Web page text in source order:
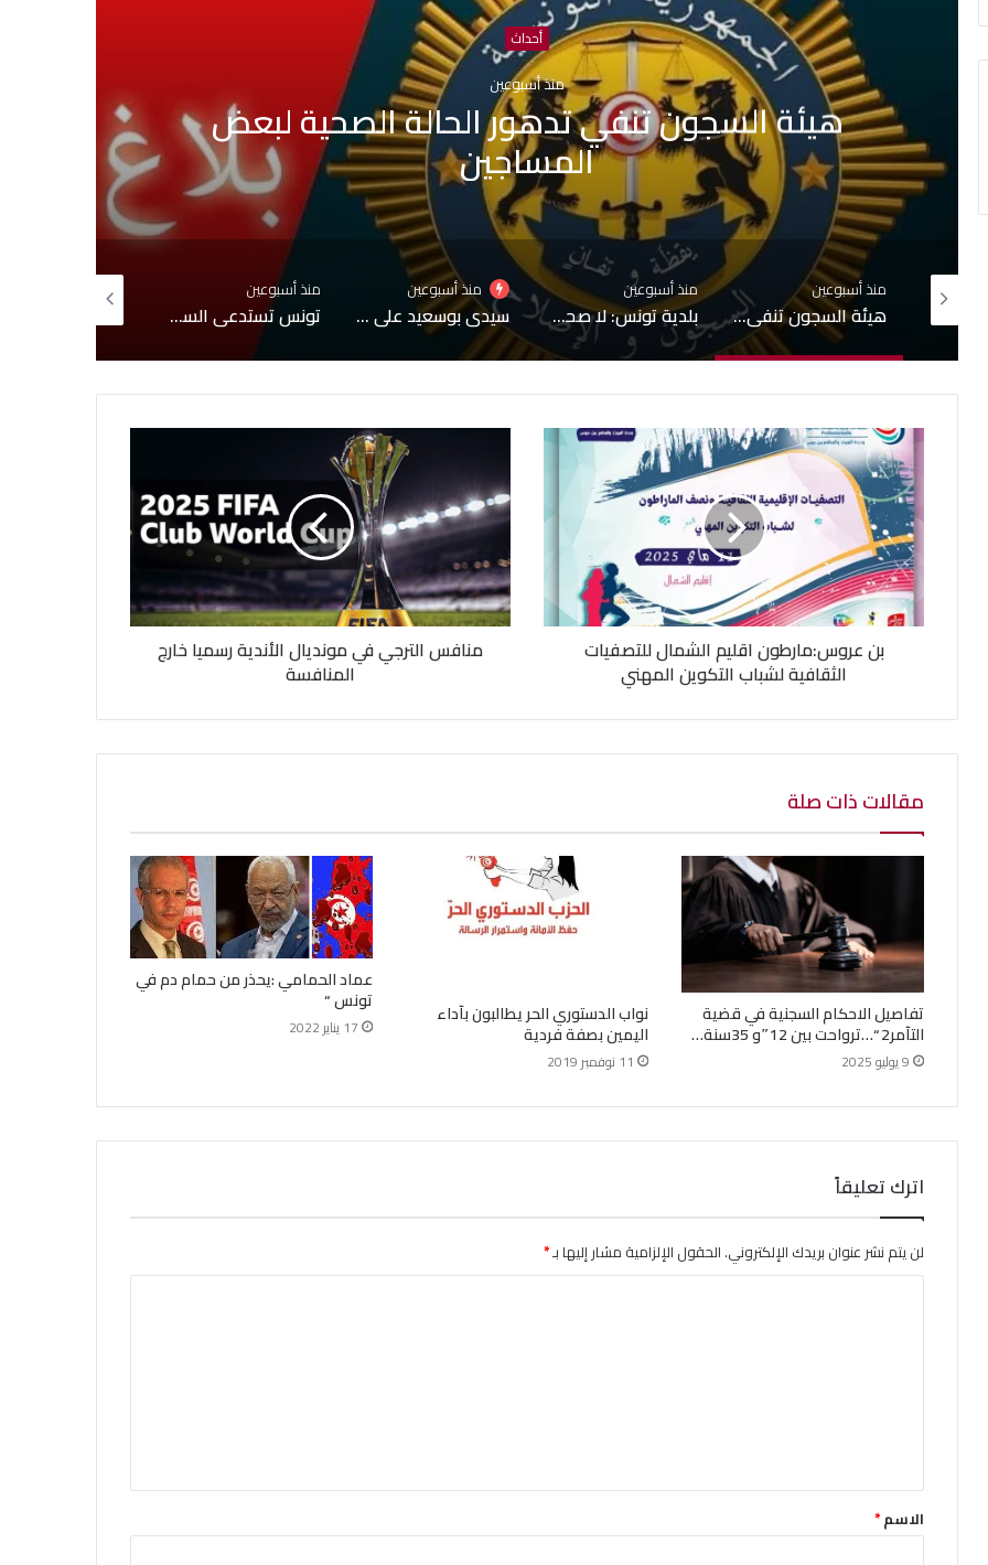
أحداث
منذ أسبوعين
بلدية تونس: لا صحة لبيع قبور بمقبرة الجلاز والابحاث
جارية حول التجاوزات وشبهات التدليس
هيئة السجون تنفي تدهور الحالة الصحية لبعض المساجين
منذ أسبوعين
بلدية تونس: لا صحة لبيع قبور بمقبرة الجلاز والابحاث جارية حول التجاوزات وشبهات التدليس
منذ أسبوعين
سيدي بوسعيد على قائمة التراث العالمي لليونسكو
منذ أسبوعين
تونس تستدعي السفيرة الفرنسية لإبلاغها احتجاجًا شديد اللهجة إثر حوار إعلامي مع مطلوب للعدالة
منذ أسبوعين
الافراج عن وديع الجرئ وعياشي الزمال
بن عروس:مارطون اقليم الشمال للتصفيات
الثقافية لشباب التكوين المهني
منافس الترجي في مونديال الأندية رسميا خارج
المنافسة
مقالات ذات صلة
تفاصيل الاحكام السجنية في قضية
التآمر2 “…ترواحت بين 12″و 35سنة…
9 يوليو 2025
نواب الدستوري الحر يطالبون بآداء
اليمين بصفة فردية
11 نوفمبر 2019
عماد الحمامي :يحذر من حمام دم في
تونس “
17 يناير 2022
اترك تعليقاً
لن يتم نشر عنوان بريدك الإلكتروني.الحقول الإلزامية مشار إليها بـ*
ق
*الاسم*